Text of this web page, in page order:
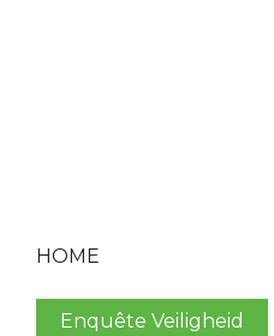
HOME
Enquête Veiligheid